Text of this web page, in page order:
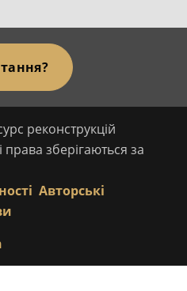
реконструкцій
зберігаються за
Авторські